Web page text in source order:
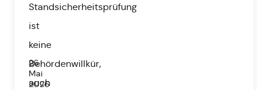
26.
Mai
2026
Standsicherheitsprüfung
ist
keine
Behördenwillkür,
auch